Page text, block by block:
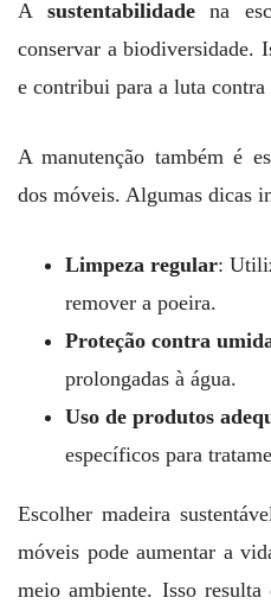
A sustentabilidadena
conservar a biodiversidade.
e contribui para a luta contra
A manutenção também é
dos móveis. Algumas dicas
Limpeza regular:
remover a poeira.
Proteção contra
prolongadas à água.
Uso de produtos
específicos para
Escolher madeira
móveis pode aumentar a
meio ambiente. Isso resulta